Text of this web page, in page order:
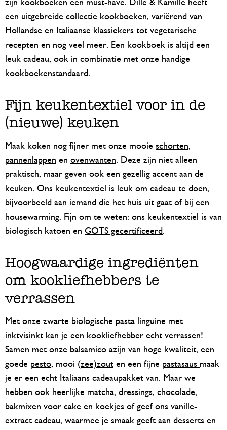
zijn kookboeken een must-have. Dille & Kamille heeft
een uitgebreide collectie kookboeken, variërend van
Hollandse en Italiaanse klassiekers tot vegetarische
recepten en nog veel meer. Een kookboek is altijd een
leuk cadeau, ook in combinatie met onze handige
kookboekenstandaard.
Fijn keukentextiel voor in de
(nieuwe) keuken
Maak koken nog fijner met onze mooie schorten,
pannenlappen en ovenwanten. Deze zijn niet alleen
praktisch, maar geven ook een gezellig accent aan de
keuken. Ons keukentextiel is leuk om cadeau te doen,
bijvoorbeeld aan iemand die het huis uit gaat of bij een
housewarming. Fijn om te weten: ons keukentextiel is van
biologisch katoen en GOTS gecertificeerd.
Hoogwaardige ingrediënten
om kookliefhebbers te
verrassen
Met onze zwarte biologische pasta linguine met
inktvisinkt kan je een kookliefhebber echt verrassen!
Samen met onze balsamico azijn van hoge kwaliteit, een
goede pesto, mooi (zee)zout en een fijne pastasaus maak
je er een echt Italiaans cadeaupakket van. Maar we
hebben ook heerlijke matcha, dressings, chocolade,
bakmixen voor cake en koekjes of geef ons vanille-
extract cadeau, waarmee je smaak geeft aan desserts en